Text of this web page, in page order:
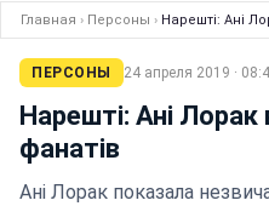
Главная › Персоны › Нарешті: Ані
ПЕРСОНЫ 24 апреля 2019 ·
Нарешті: Ані
фанатів
Ані Лорак показала